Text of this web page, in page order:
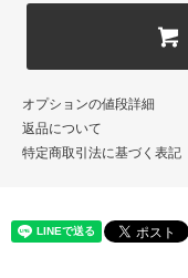
オプションの値段詳細
返品について
特定商取引法に基づく表記